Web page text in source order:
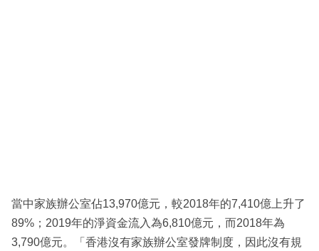
當中家族辦公室佔13,970億元，較2018年的7,410億上升了
89%；2019年的淨資金流入為6,810億元，而2018年為
3,790億元。「香港沒有家族辦公室發牌制度，因此沒有規